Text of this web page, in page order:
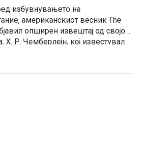
избувнувањето на
американскиот весник The
опширен извештај од својот
Х. Р. Чемберлејн, кој известувал
на Балканот, македонското
Написот е објавен на 26